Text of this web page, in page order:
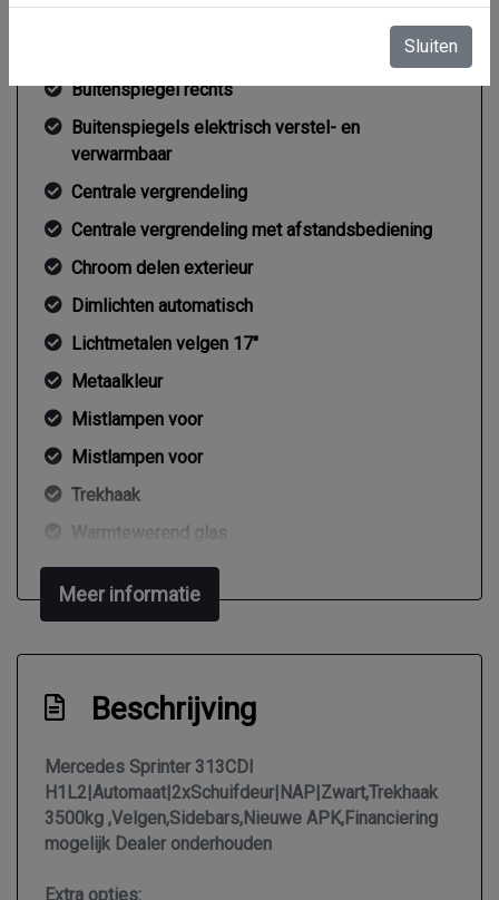
Buitenspiegel rechts
Buitenspiegels elektrisch verstel- en
verwarmbaar
Centrale vergrendeling
Centrale vergrendeling met afstandsbediening
Chroom delen exterieur
Dimlichten automatisch
Lichtmetalen velgen 17"
Metaalkleur
Mistlampen voor
Mistlampen voor
Trekhaak
Warmtewerend glas
Zijschuifdeur links
Zijschuifdeur rechts
Interieur
2 zitplaatsen rechtsvoor
Armsteun voor
Bestuurdersstoel in hoogte verstelbaar
Buitentemperatuurmeter
Comfortstoel(en)
Meer informatie
Beschrijving
Mercedes Sprinter 313CDI
H1L2|Automaat|2xSchuifdeur|NAP|Zwart,Trekhaak
3500kg ,Velgen,Sidebars,Nieuwe APK,Financiering
mogelijk Dealer onderhouden
Extra opties:
Sluiten